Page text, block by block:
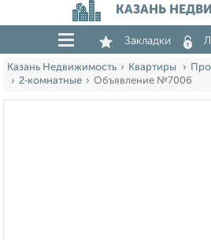
КАЗАНЬ
Закладки
Казань Недвижимость Квартиры
2‑комнатные
Объявление №7006